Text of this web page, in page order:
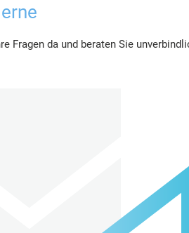
Fragen da und beraten Sie